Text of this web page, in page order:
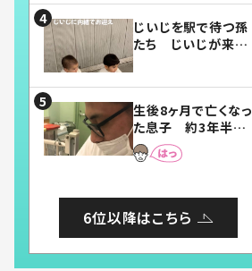
じいじを駅で待つ孫
たち じいじが来た
まらない」「幸せにな
れる」
生後8ヶ月で亡くなっ
た息子 約3年半
後、当時の妻の日記
に書いてあった本音
6位以降はこちら